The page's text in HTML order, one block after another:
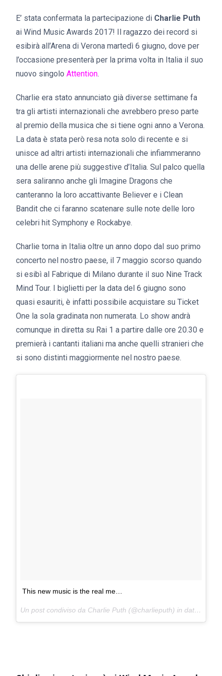
E’ stata confermata la partecipazione di Charlie Puth
ai Wind Music Awards 2017! Il ragazzo dei record si
esibirà all’Arena di Verona martedì 6 giugno, dove per
l’occasione presenterà per la prima volta in Italia il suo
nuovo singolo Attention.
Charlie era stato annunciato già diverse settimane fa
tra gli artisti internazionali che avrebbero preso parte
al premio della musica che si tiene ogni anno a Verona.
La data è stata però resa nota solo di recente e si
unisce ad altri artisti internazionali che infiammeranno
una delle arene più suggestive d’Italia. Sul palco quella
sera saliranno anche gli Imagine Dragons che
canteranno la loro accattivante Believer e i Clean
Bandit che ci faranno scatenare sulle note delle loro
celebri hit Symphony e Rockabye.
Charlie torna in Italia oltre un anno dopo dal suo primo
concerto nel nostro paese, il 7 maggio scorso quando
si esibì al Fabrique di Milano durante il suo Nine Track
Mind Tour. I biglietti per la data del 6 giugno sono
quasi esauriti, è infatti possibile acquistare su Ticket
One la sola gradinata non numerata. Lo show andrà
comunque in diretta su Rai 1 a partire dalle ore 20.30 e
premierà i cantanti italiani ma anche quelli stranieri che
si sono distinti maggiormente nel nostro paese.
This new music is the real me…
Un post condiviso da Charlie Puth (@charlieputh) in data: